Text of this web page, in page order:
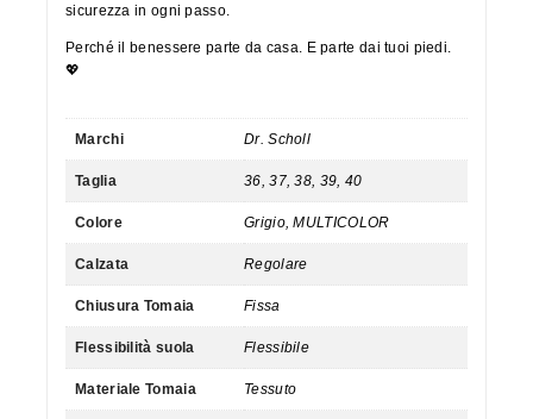
sicurezza in ogni passo.
Perché il benessere parte da casa. E parte dai tuoi piedi.
💖
Marchi Dr. Scholl
Taglia 36, 37, 38, 39, 40
Colore Grigio, MULTICOLOR
Calzata Regolare
Chiusura Tomaia Fissa
Flessibilità suola Flessibile
Materiale Tomaia Tessuto